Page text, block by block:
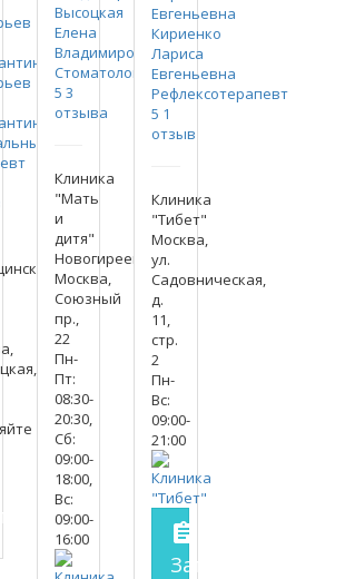
заполнить форму онлайн
на прием заполнить форму
Высоцкая
Елена
Владимировна
Стоматолог
5 3
отзыва
Клиника
"Мать
и
дитя"
Новогиреево
Москва,
Союзный
пр.,
22
Пн-
Пт:
08:30-
20:30,
Сб:
09:00-
18:00,
Вс:
09:00-
16:00
Кириенко
Лариса
Евгеньевна
Рефлексотерапевт
5 1
отзыв
Клиника
"Тибет"
Москва,
ул.
Садовническая,
д.
11,
стр.
2
Пн-
Вс:
09:00-
21:00
assignment
Запись на прием